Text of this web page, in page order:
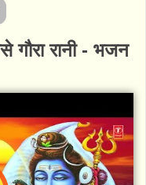
गौरा रानी - भजन